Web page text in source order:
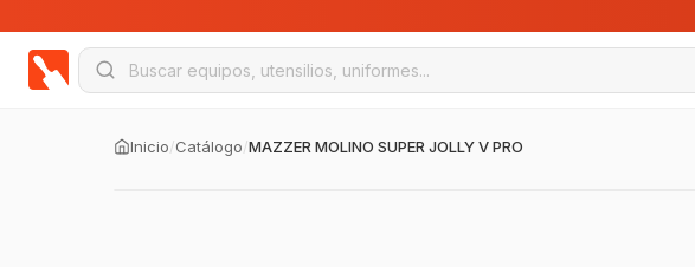
Inicio/Catálogo/MAZZER MOLINO SUPER JOLLY V PRO